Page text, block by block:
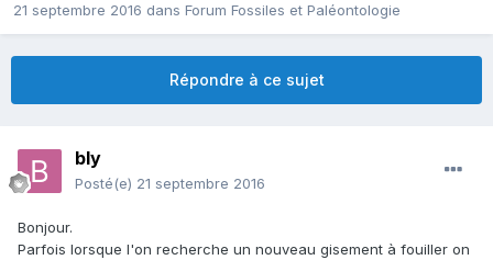
21 septembre 2016 dans Forum Fossiles et Paléontologie
Répondre à ce sujet
bly
Posté(e) 21 septembre 2016
Bonjour.
Parfois lorsque l'on recherche un nouveau gisement à fouiller on